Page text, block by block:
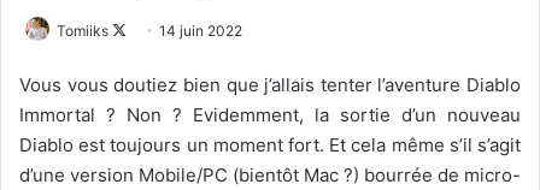
Tomiiks
Follow
X
14 juin 2022
Vous vous doutiez bien que j’allais tenter l’aventure Diablo
Immortal ? Non ? Evidemment, la sortie d’un nouveau
Diablo est toujours un moment fort. Et cela même s’il s’agit
d’une version Mobile/PC (bientôt Mac ?) bourrée de micro-